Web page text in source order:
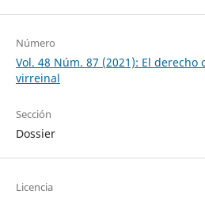
Número
Vol. 48 Núm. 87 (2021): El derecho
virreinal
Sección
Dossier
Licencia